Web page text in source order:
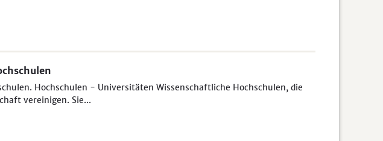
Hochschulen - Universitäten Wissenschaftliche Hochschulen, die
vereinigen. Sie...